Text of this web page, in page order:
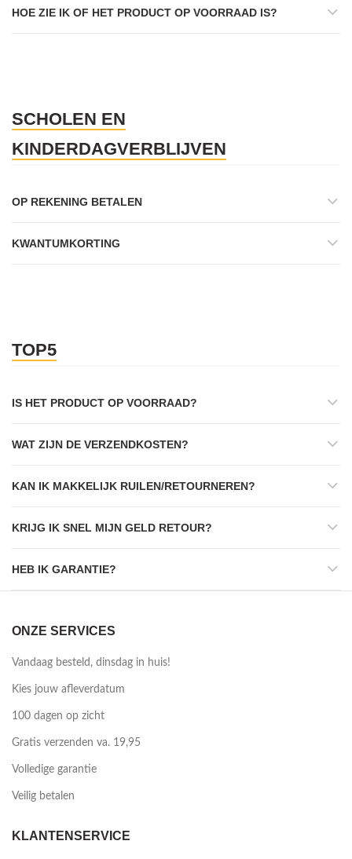
HOE ZIE IK OF HET PRODUCT OP VOORRAAD IS?
SCHOLEN EN
KINDERDAGVERBLIJVEN
OP REKENING BETALEN
KWANTUMKORTING
TOP5
IS HET PRODUCT OP VOORRAAD?
WAT ZIJN DE VERZENDKOSTEN?
KAN IK MAKKELIJK RUILEN/RETOURNEREN?
KRIJG IK SNEL MIJN GELD RETOUR?
HEB IK GARANTIE?
ONZE SERVICES
Vandaag besteld, dinsdag in huis!
Kies jouw afleverdatum
100 dagen op zicht
Gratis verzenden va. 19,95
Volledige garantie
Veilig betalen
KLANTENSERVICE